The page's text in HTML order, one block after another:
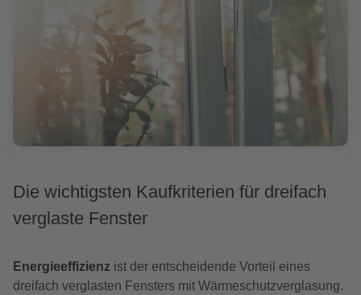
Die wichtigsten Kaufkriterien für dreifach
verglaste Fenster
Energieeffizienz ist der entscheidende Vorteil eines
dreifach verglasten Fensters mit Wärmeschutzverglasung.